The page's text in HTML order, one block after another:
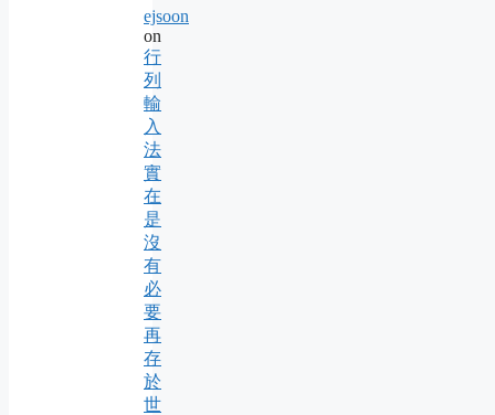
ejsoon
on
行
列
輸
入
法
實
在
是
沒
有
必
要
再
存
於
世